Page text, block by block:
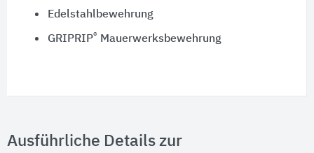
Edelstahlbewehrung
GRIPRIP® Mauerwerksbewehrung
Ausführliche Details zur